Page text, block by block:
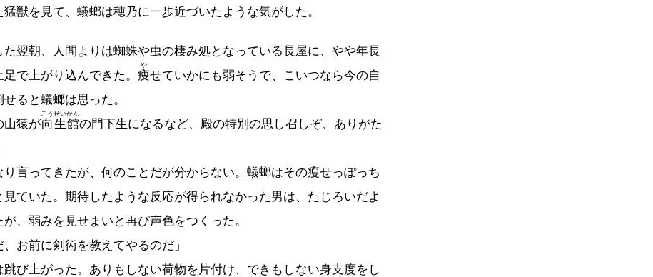
猛獣を見て、蟻螂は穂乃に一歩近づいたような気がした。
翌朝、人間よりは蜘蛛や虫の棲み処となっている長屋に、やや年長
で上がり込んできた。 痩
や
せていかにも弱そうで、こいつなら今の自
ると蟻螂は思った。
山猿が向生館
こうせいかん
の門下生になるなど、殿の特別の思し召しぞ、ありがた
言ってきたが、何のことだが分からない。蟻螂はその瘦せっぽっち
見ていた。期待したような反応が得られなかった男は、たじろいだよ
が、弱みを見せまいと再び声色をつくった。
、お前に剣術を教えてやるのだ」
び上がった。ありもしない荷物を片付け、できもしない身支度をし